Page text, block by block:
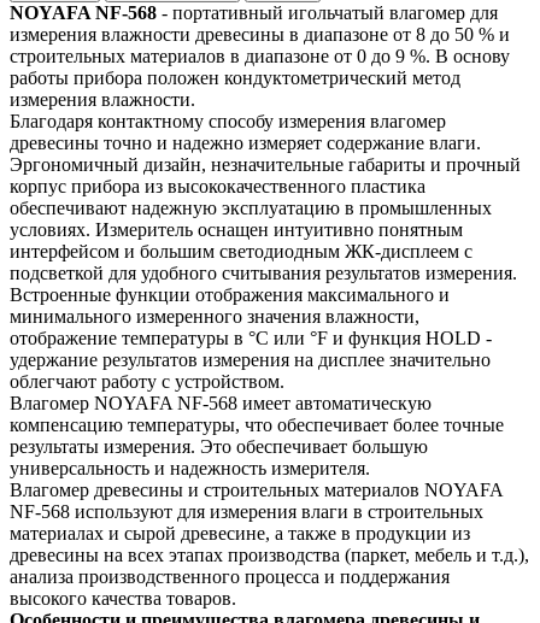
NOYAFA NF-568 - портативный игольчатый влагомер для
измерения влажности древесины в диапазоне от 8 до 50 % и
строительных материалов в диапазоне от 0 до 9 %. В основу
работы прибора положен кондуктометрический метод
измерения влажности.
Благодаря контактному способу измерения влагомер
древесины точно и надежно измеряет содержание влаги.
Эргономичный дизайн, незначительные габариты и прочный
корпус прибора из высококачественного пластика
обеспечивают надежную эксплуатацию в промышленных
условиях. Измеритель оснащен интуитивно понятным
интерфейсом и большим светодиодным ЖК-дисплеем с
подсветкой для удобного считывания результатов измерения.
Встроенные функции отображения максимального и
минимального измеренного значения влажности,
отображение температуры в °C или °F и функция HOLD -
удержание результатов измерения на дисплее значительно
облегчают работу с устройством.
Влагомер NOYAFA NF-568 имеет автоматическую
компенсацию температуры, что обеспечивает более точные
результаты измерения. Это обеспечивает большую
универсальность и надежность измерителя.
Влагомер древесины и строительных материалов NOYAFA
NF-568 используют для измерения влаги в строительных
материалах и сырой древесине, а также в продукции из
древесины на всех этапах производства (паркет, мебель и т.д.),
анализа производственного процесса и поддержания
высокого качества товаров.